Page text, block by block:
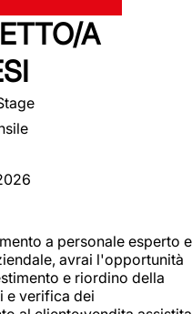
A
a personale esperto e
avrai l'opportunità
e riordino della
e verifica dei